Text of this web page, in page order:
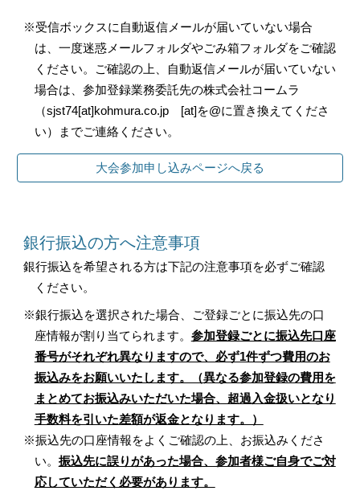
※受信ボックスに自動返信メールが届いていない場合
は、一度迷惑メールフォルダやごみ箱フォルダをご確認
ください。ご確認の上、自動返信メールが届いていない
場合は、参加登録業務委託先の株式会社コームラ
（sjst74[at]kohmura.co.jp [at]を@に置き換えてくださ
い）までご連絡ください。
大会参加申し込みページへ戻る
銀行振込の方へ注意事項
銀行振込を希望される方は下記の注意事項を必ずご確認
ください。
※銀行振込を選択された場合、ご登録ごとに振込先の口
座情報が割り当てられます。 参加登録ごとに振込先口座
番号がそれぞれ異なりますので、必ず1件ずつ費用のお
振込みをお願いいたします。（異なる参加登録の費用を
まとめてお振込みいただいた場合、超過入金扱いとなり
手数料を引いた差額が返金となります。）
※振込先の口座情報をよくご確認の上、お振込みくださ
い。 振込先に誤りがあった場合、参加者様ご自身でご対
応していただく必要があります。